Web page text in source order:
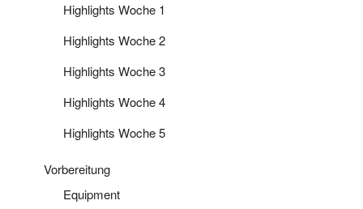
Highlights Woche 1
Highlights Woche 2
Highlights Woche 3
Highlights Woche 4
Highlights Woche 5
Vorbereitung
Equipment